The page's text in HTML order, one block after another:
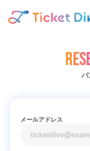
メールアドレス